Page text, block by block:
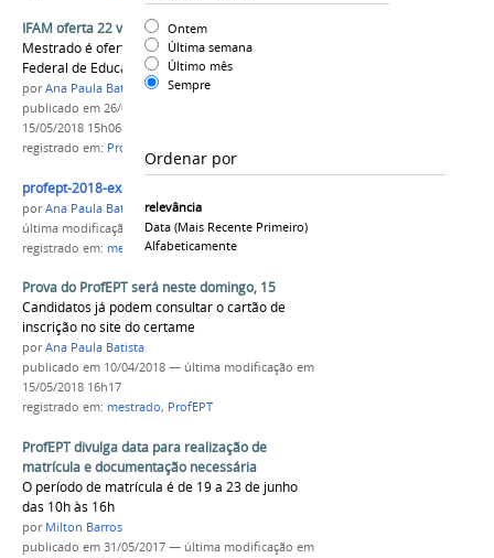
Ontem
Última semana
Último mês
Sempre
Ordenar por
relevância
Data (mais Recente Primeiro)
Alfabeticamente
IFAM oferta 22 vagas para o ProfEPT 2018
Mestrado é ofertado nacionalmente pela Rede
Federal de Educação Profissional e Tecnológica
porAna Paula Batista
publicado em 26/01/2018
15/05/2018 15h06
registrado em: ProfEPT
profept-2018-exame (1).jpg
porAna Paula Batista
última modificação
em 15/05/2018 16h16
registrado em: mestrado,ProfEPT
Prova do ProfEPT será neste domingo, 15
Candidatos já podem consultar o cartão de
inscrição no site do certame
porAna Paula Batista
publicado em 10/04/2018 — última modificação em
15/05/2018 16h17
registrado em: mestrado, ProfEPT
ProfEPT divulga data para realização de
matrícula e documentação necessária
O período de matrícula é de 19 a 23 de junho
das 10h às 16h
por Milton Barros
publicado em 31/05/2017 — última modificação em